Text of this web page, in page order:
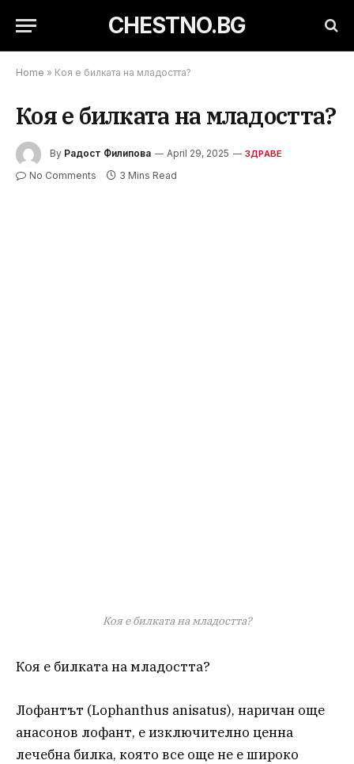
CHESTNO.BG
Home » Коя е билката на младостта?
Коя е билката на младостта?
By Радост Филипова April 29, 2025 ЗДРАВЕ
No Comments 3 Mins Read
Коя е билката на младостта?
Коя е билката на младостта?
Лофантът (Lophanthus anisatus), наричан още
анасонов лофант, е изключително ценна
лечебна билка, която все още не е широко